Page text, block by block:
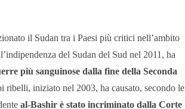
il Sudan tra i Paesi più critici nell’ambito
del Sudan del Sud nel 2011, ha
più sanguinose dalla fine della Seconda
iniziato nel 2003, ha causato, secondo le
al-Bashir è stato incriminato dalla Corte